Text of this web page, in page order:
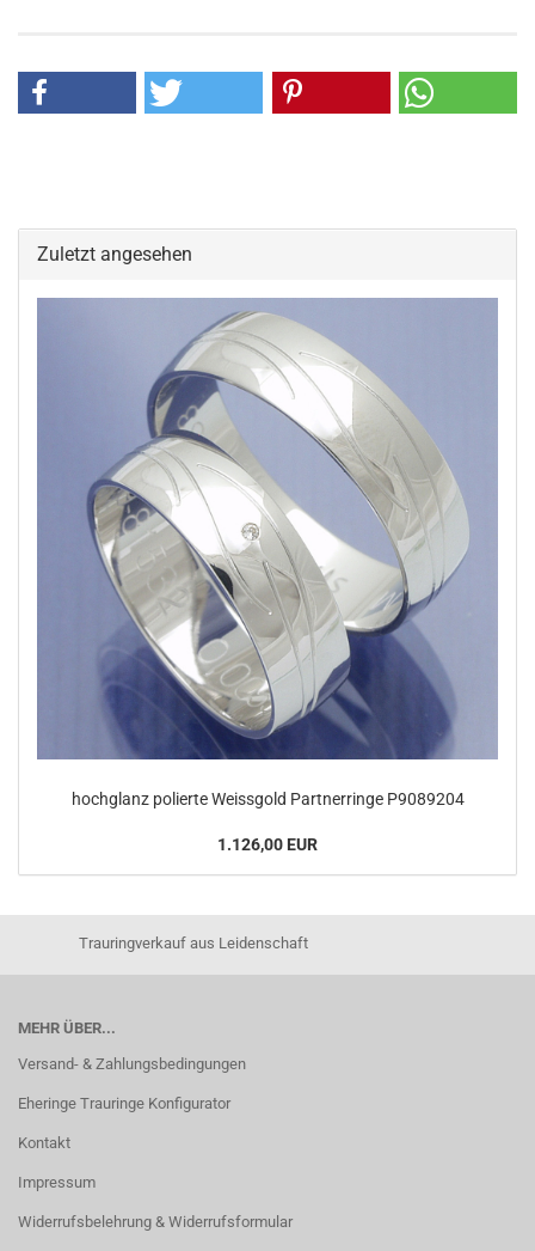
Zuletzt angesehen
hochglanz polierte Weissgold Partnerringe P9089204
1.126,00 EUR
Trauringverkauf aus Leidenschaft
MEHR ÜBER...
Versand- & Zahlungsbedingungen
Eheringe Trauringe Konfigurator
Kontakt
Impressum
Widerrufsbelehrung & Widerrufsformular